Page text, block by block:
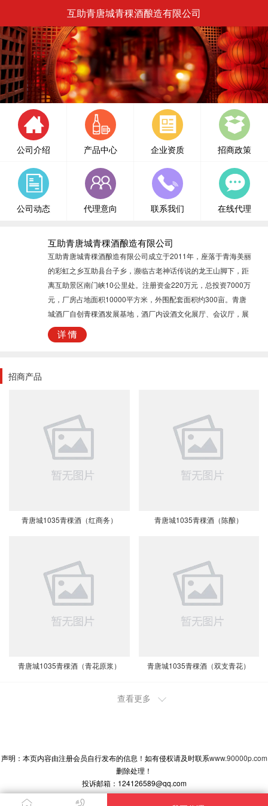
互助青唐城青稞酒酿造有限公司
公司介绍 产品中心 企业资质 招商政策
公司动态 代理意向 联系我们 在线代理
互助青唐城青稞酒酿造有限公司
互助青唐城青稞酒酿造有限公司成立于2011年，座落于青海美丽
的彩虹之乡互助县台子乡，濒临古老神话传说的龙王山脚下，距
离互助景区南门峡10公里处。注册资金220万元，总投资7000万
元，厂房占地面积10000平方米，外围配套面积约300亩。青唐
城酒厂自创青稞酒发展基地，酒厂内设酒文化展厅、会议厅，展
示了青海省酒文化从古至今的酒文化历史。公司自创建至今，青
唐城1035商标先后获得互助县好商标，海东市知名商标，2013
陈酿（红商务）系列。是全国唯一一家生产原生态高原青稞文化
酒企业。青唐城1035含义：一、青唐城青唐城就是今天的西宁
市，它现在的遗址在西宁城中区，南门位于城中区高速路南门外
体育场，北门位于城中区北大街，东西门由于历史的变迁和时代
的发展，逐渐消失了。青唐城是丝绸之路南路和唐蕃古道上的重
招商产品
青唐城1035青稞酒（红商务） 青唐城1035青稞酒（陈酿）
青唐城1035青稞酒（青花原浆） 青唐城1035青稞酒（双支青花）
查看更多
2020-1-22 09:00:07
我想代理、咨询，请尽快联系。
2020-1-22 08:56:36
声明：本页内容由注册会员自行发布的信息！如有侵权请及时联系www.90000p.com
删除处理！
投诉邮箱：124126589@qq.com